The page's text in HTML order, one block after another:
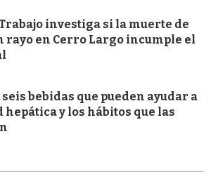
investiga si la muerte de
rayo en Cerro Largo incumple el
bebidas que pueden ayudar a
hepática y los hábitos que las